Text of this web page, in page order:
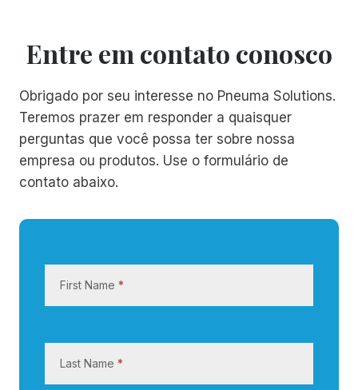
Entre em contato conosco
Obrigado por seu interesse no Pneuma Solutions.
Teremos prazer em responder a quaisquer
perguntas que você possa ter sobre nossa
empresa ou produtos. Use o formulário de
contato abaixo.
e
m
First Name *
Last Name *